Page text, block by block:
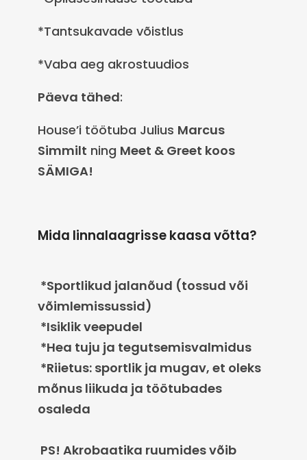
*Tantsukavade võistlus
*Vaba aeg akrostuudios
Päeva tähed:
House’i töötuba Julius Marcus
Simmilt ning Meet & Greet koos
SÄMIGA!
Mida linnalaagrisse kaasa võtta?
*Sportlikud jalanõud (tossud või
võimlemissussid)
*Isiklik veepudel
*Hea tuju ja tegutsemisvalmidus
*Riietus: sportlik ja mugav, et oleks
mõnus liikuda ja töötubades
osaleda
PS! Akrobaatika ruumides võib